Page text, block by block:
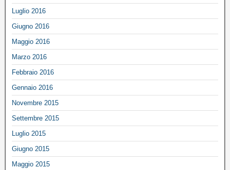
Luglio 2016
Giugno 2016
Maggio 2016
Marzo 2016
Febbraio 2016
Gennaio 2016
Novembre 2015
Settembre 2015
Luglio 2015
Giugno 2015
Maggio 2015